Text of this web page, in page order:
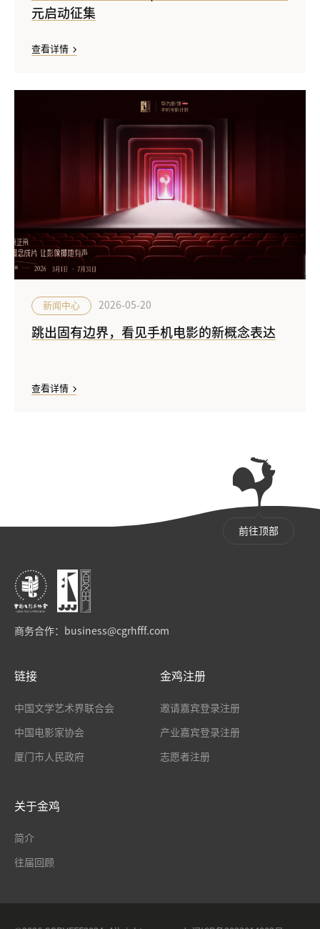
元启动征集
查看详情
新闻中心 2026-05-20
跳出固有边界，看见手机电影的新概念表达
查看详情
前往顶部
商务合作： business@cgrhfff.com
链接
中国文学艺术界联合会
中国电影家协会
厦门市人民政府
金鸡注册
邀请嘉宾登录注册
产业嘉宾登录注册
志愿者注册
关于金鸡
简介
往届回顾